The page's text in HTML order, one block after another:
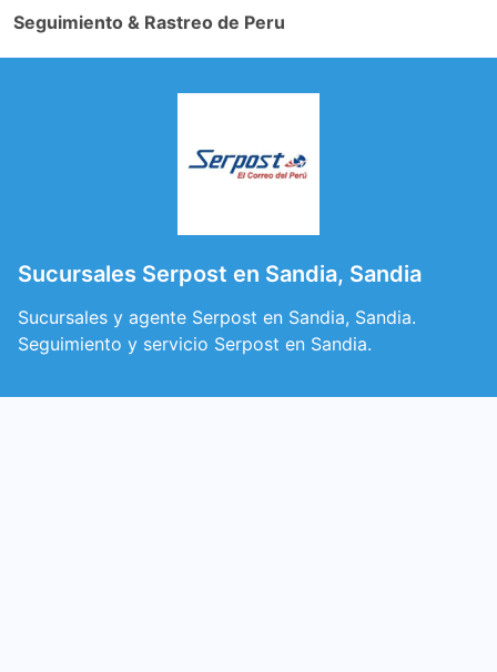
Seguimiento & Rastreo de Peru
Sucursales Serpost en Sandia, Sandia
Sucursales y agente Serpost en Sandia, Sandia.
Seguimiento y servicio Serpost en Sandia.